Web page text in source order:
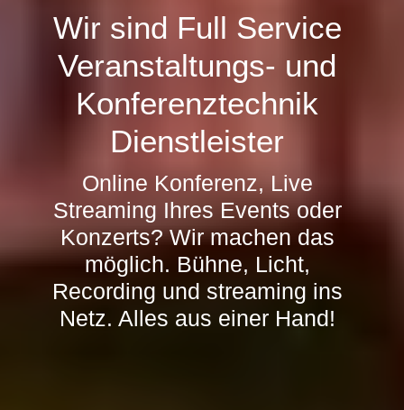
Wir sind Full Service
Veranstaltungs- und
Konferenztechnik
Dienstleister
Online Konferenz, Live
Streaming Ihres Events oder
Konzerts? Wir machen das
möglich. Bühne, Licht,
Recording und streaming ins
Netz. Alles aus einer Hand!